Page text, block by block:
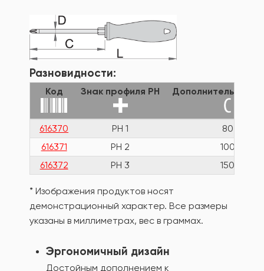
Разновидности:
Код Знак профиля PH Дополнительная
616370 PH 1
80
616371
PH 2
100
616372
PH 3 150
* Изображения продуктов носят
демонстрационный характер. Все размеры
указаны в миллиметрах, вес в граммах.
Эргономичный дизайн
Достойным дополнением к